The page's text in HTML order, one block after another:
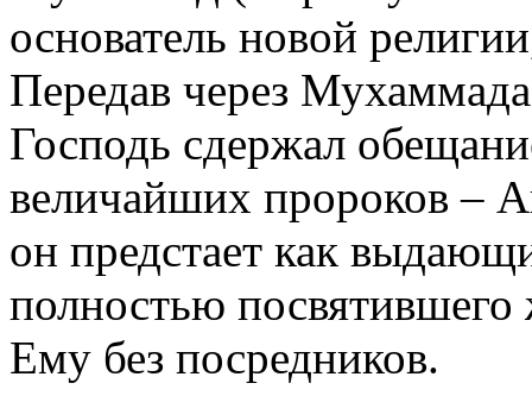
основатель новой
Передав через
Господь сдержал
величайших пророков –
он предстает как
полностью
Ему без посредников.